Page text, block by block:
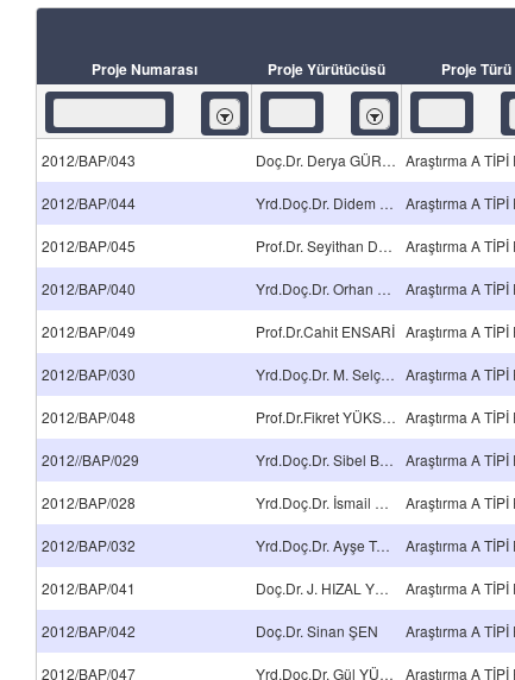
Proje Numarası Proje Yürütücüsü Proje Türü
İçeren İçeren
2012/BAP/043 Doç.Dr. Derya GÜROY
2012/BAP/044 Yrd.Doç.Dr. Didem OMAY
2012/BAP/045 Prof.Dr. Seyithan DELİDUMAN
2012/BAP/040 Yrd.Doç.Dr. Orhan KOÇAK
2012/BAP/049 Prof.Dr.Cahit ENSARİ
2012/BAP/030 Yrd.Doç.Dr. M. Selçuk MERT
2012/BAP/048 Prof.Dr.Fikret YÜKSEL
2012//BAP/029 Yrd.Doç.Dr. Sibel B. KABAKCI
2012/BAP/028 Yrd.Doç.Dr. İsmail Gökhan TEMEL
2012/BAP/032 Yrd.Doç.Dr. Ayşe Tansel ÇETİN
2012/BAP/041 Doç.Dr. J. HIZAL YÜCESOY
2012/BAP/042 Doç.Dr. Sinan ŞEN
2012/BAP/047 Yrd.Doç.Dr. Gül YÜCEL